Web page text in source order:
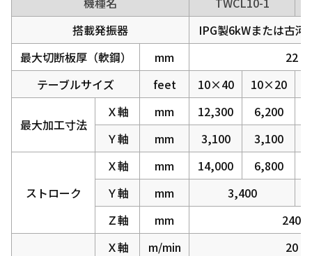
搭載発振器
IPG製6kWまたは古河
最大切断板厚（軟鋼）
mm
22
テーブルサイズ
feet 10×40 10×20
最大加工寸法
Ｘ軸 mm 12,300 6,200
Ｙ軸
mm 3,100 3,100
ストローク
Ｘ軸 mm 14,000 6,800
Ｙ軸
mm
3,400
Ｚ軸
mm 240
Ｘ軸 m/min
20